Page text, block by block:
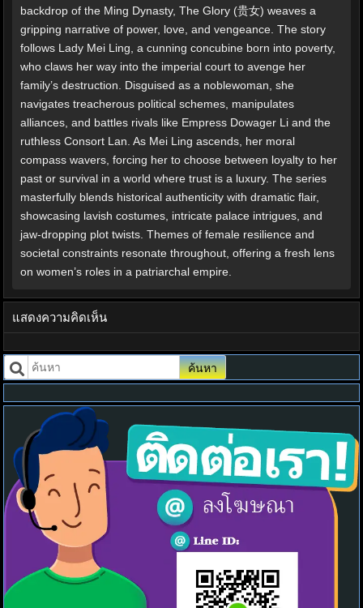
backdrop of the Ming Dynasty, The Glory (贵女) weaves a
gripping narrative of power, love, and vengeance. The story
follows Lady Mei Ling, a cunning concubine born into poverty,
who claws her way into the imperial court to avenge her
family’s destruction. Disguised as a noblewoman, she
navigates treacherous political schemes, manipulates
alliances, and battles rivals like Empress Dowager Li and the
ruthless Consort Lan. As Mei Ling ascends, her moral
compass wavers, forcing her to choose between loyalty to her
past or survival in a world where trust is a luxury. The series
masterfully blends historical authenticity with dramatic flair,
showcasing lavish costumes, intricate palace intrigues, and
jaw-dropping plot twists. Themes of female resilience and
societal constraints resonate throughout, offering a fresh lens
on women’s roles in a patriarchal empire.
แสดงความคิดเห็น
ค้นหา